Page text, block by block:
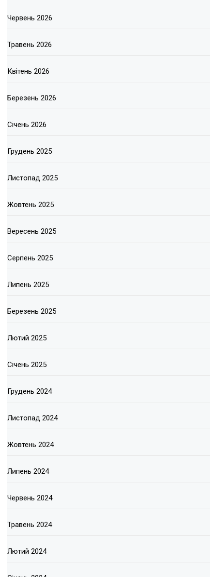
Червень 2026
Травень 2026
Квітень 2026
Березень 2026
Січень 2026
Грудень 2025
Листопад 2025
Жовтень 2025
Вересень 2025
Серпень 2025
Липень 2025
Березень 2025
Лютий 2025
Січень 2025
Грудень 2024
Листопад 2024
Жовтень 2024
Липень 2024
Червень 2024
Травень 2024
Лютий 2024